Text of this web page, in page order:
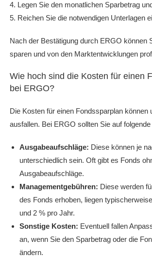
4. Legen Sie den monatlichen Sparbetrag
5. Reichen Sie die notwendigen Unterlagen
Nach der Bestätigung durch ERGO können
sparen und von den Marktentwicklungen
Wie hoch sind die Kosten für einen
bei ERGO?
Die Kosten für einen Fondssparplan können
ausfallen. Bei ERGO sollten Sie auf
Ausgabeaufschläge: Diese können je
unterschiedlich sein. Oft gibt es Fonds
Ausgabeaufschläge.
Managementgebühren: Diese werden
des Fonds erhoben, liegen
und 2 % pro Jahr.
Sonstige Kosten: Eventuell fallen
an, wenn Sie den Sparbetrag oder die
ändern.